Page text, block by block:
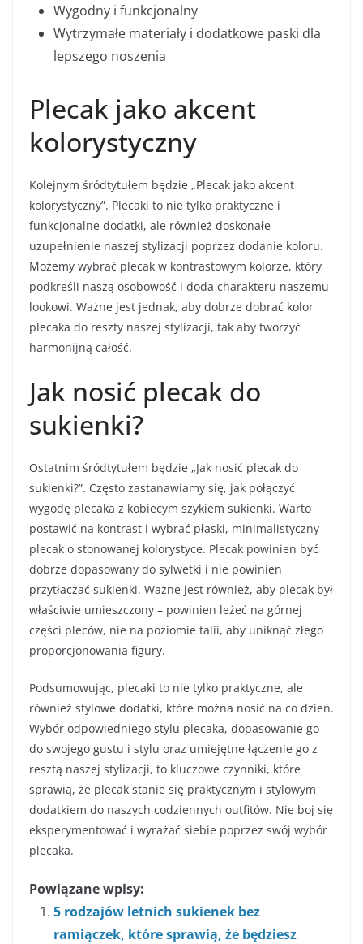
Wygodny i funkcjonalny
Wytrzymałe materiały i dodatkowe paski dla
lepszego noszenia
Plecak jako akcent
kolorystyczny
Kolejnym śródtytułem będzie „Plecak jako akcent
kolorystyczny”. Plecaki to nie tylko praktyczne i
funkcjonalne dodatki, ale również doskonałe
uzupełnienie naszej stylizacji poprzez dodanie koloru.
Możemy wybrać plecak w kontrastowym kolorze, który
podkreśli naszą osobowość i doda charakteru naszemu
lookowi. Ważne jest jednak, aby dobrze dobrać kolor
plecaka do reszty naszej stylizacji, tak aby tworzyć
harmonijną całość.
Jak nosić plecak do
sukienki?
Ostatnim śródtytułem będzie „Jak nosić plecak do
sukienki?”. Często zastanawiamy się, jak połączyć
wygodę plecaka z kobiecym szykiem sukienki. Warto
postawić na kontrast i wybrać płaski, minimalistyczny
plecak o stonowanej kolorystyce. Plecak powinien być
dobrze dopasowany do sylwetki i nie powinien
przytłaczać sukienki. Ważne jest również, aby plecak był
właściwie umieszczony – powinien leżeć na górnej
części pleców, nie na poziomie talii, aby uniknąć złego
proporcjonowania figury.
Podsumowując, plecaki to nie tylko praktyczne, ale
również stylowe dodatki, które można nosić na co dzień.
Wybór odpowiedniego stylu plecaka, dopasowanie go
do swojego gustu i stylu oraz umiejętne łączenie go z
resztą naszej stylizacji, to kluczowe czynniki, które
sprawią, że plecak stanie się praktycznym i stylowym
dodatkiem do naszych codziennych outfitów. Nie boj się
eksperymentować i wyrażać siebie poprzez swój wybór
plecaka.
Powiązane wpisy:
5 rodzajów letnich sukienek bez
ramiączek, które sprawią, że będziesz